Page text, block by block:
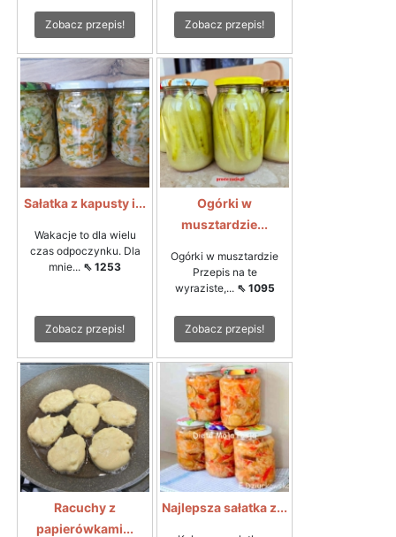
Zobacz przepis! Zobacz przepis!
Sałatka z kapusty i...
Wakacje to dla wielu
czas odpoczynku. Dla
mnie... ⇖ 1253
Zobacz przepis!
Ogórki w
musztardzie...
Ogórki w musztardzie
Przepis na te
wyraziste,... ⇖ 1095
Zobacz przepis!
Racuchy z
papierówkami...
Najlepsza sałatka z...